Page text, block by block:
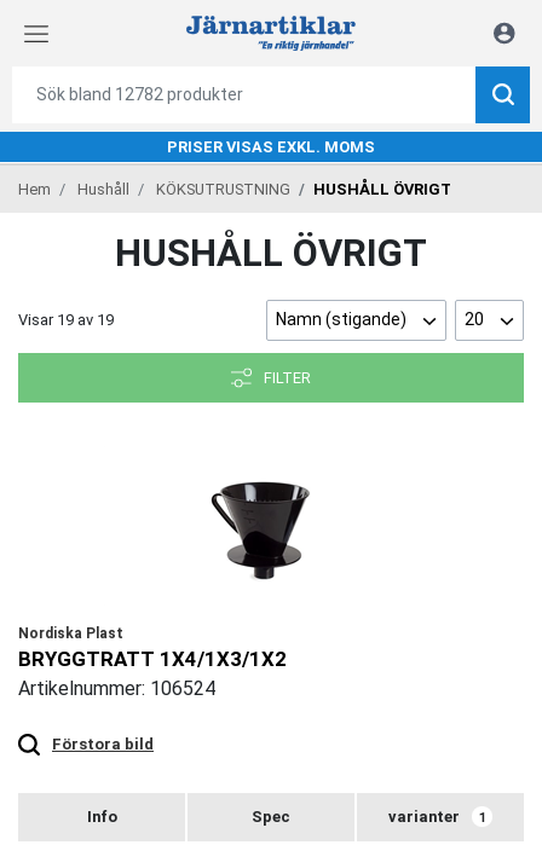
PRISER VISAS EXKL. MOMS
Hem Hushåll KÖKSUTRUSTNING HUSHÅLL ÖVRIGT
HUSHÅLL ÖVRIGT
Visar 19 av 19 Namn (stigande) 20
FILTER
Nordiska Plast
BRYGGTRATT 1X4/1X3/1X2
Artikelnummer: 106524
Förstora bild
zoom
varianter 1